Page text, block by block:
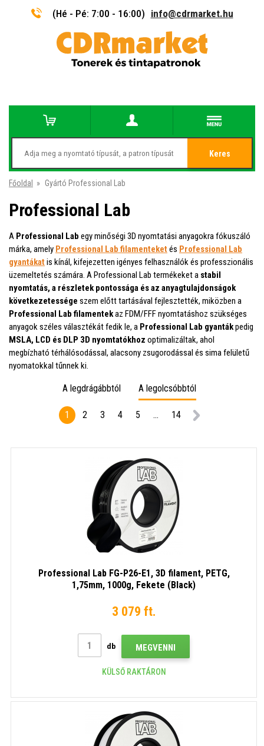
(Hé - Pé: 7:00 - 16:00) info@cdrmarket.hu
Keres
Főoldal » Gyártó Professional Lab
Professional Lab
A Professional Lab egy minőségi 3D nyomtatási anyagokra fókuszáló
márka, amely Professional Lab filamenteketés Professional Lab
gyantákatis kínál, kifejezetten igényes felhasználók és professzionális
üzemeltetés számára. A Professional Lab termékeket a stabil
nyomtatás, a részletek pontossága és az anyagtulajdonságok
következetessége szem előtt tartásával fejlesztették, miközben a
Professional Lab filamentekaz FDM/FFF nyomtatáshoz szükséges
anyagok széles választékát fedik le, a Professional Lab gyantákpedig
MSLA, LCD és DLP 3D nyomtatókhoz optimalizáltak, ahol
megbízható térhálósodással, alacsony zsugorodással és sima felületű
nyomatokkal tűnnek ki.
A legdrágábbtól A legolcsóbbtól
1 2 3 4 5 ... 14
Professional Lab FG-P26-E1, 3D filament, PETG,
1,75mm, 1000g, Fekete (Black)
3 079 ft.
db MEGVENNI
KÜLSŐ RAKTÁRON